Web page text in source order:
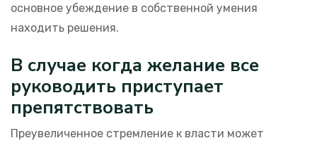
основное убеждение в собственной умения
находить решения.
В случае когда желание все
руководить приступает
препятствовать
Преувеличенное стремление к власти может